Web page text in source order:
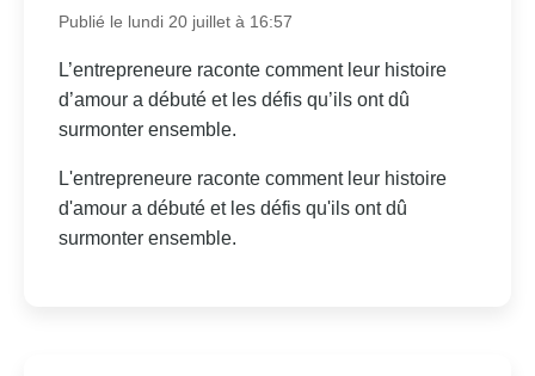
Publié le lundi 20 juillet à 16:57
L’entrepreneure raconte comment leur histoire
d’amour a débuté et les défis qu’ils ont dû
surmonter ensemble.
L'entrepreneure raconte comment leur histoire
d'amour a débuté et les défis qu'ils ont dû
surmonter ensemble.